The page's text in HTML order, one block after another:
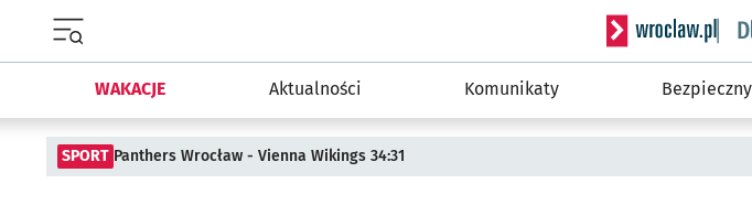
Serwis
WAKACJE Aktualności Komunikaty
SPORT Panthers Wrocław - Vienna Wikings 34:31